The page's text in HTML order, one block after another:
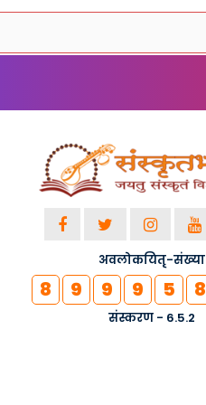
अवलोकयितृ-संख्या
8 9 9 9 5 8
संस्करण - 6.5.2